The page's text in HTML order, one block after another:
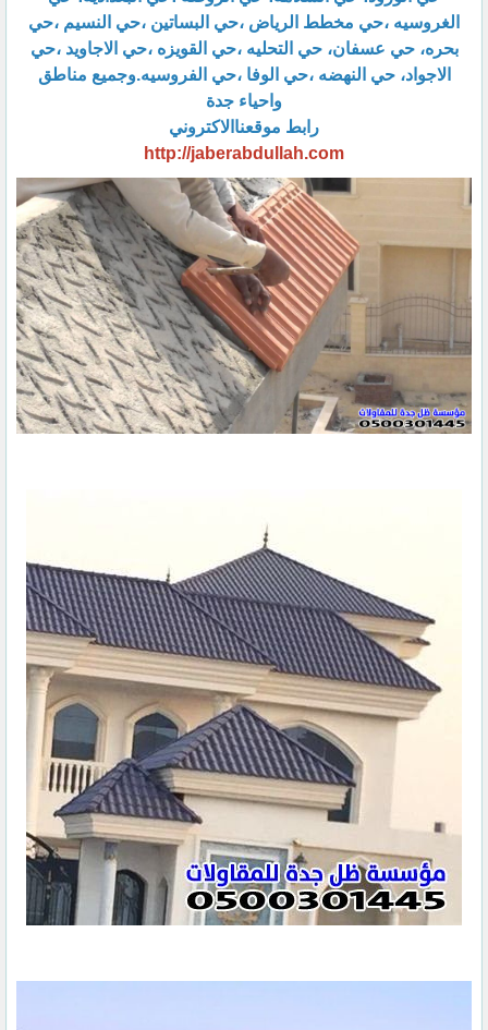
الغروسيه ،حي مخطط الرياض ،حي البساتين ،حي النسيم ،حي
بحره، حي عسفان، حي التحليه ،حي القويزه ،حي الاجاويد ،حي
الاجواد، حي النهضه ،حي الوفا ،حي الفروسيه.وجميع مناطق
واحياء جدة
رابط موقعناالاكتروني
http://jaberabdullah.com